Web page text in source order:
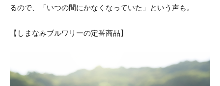
るので、「いつの間にかなくなっていた」という声も。
【しまなみブルワリーの定番商品】